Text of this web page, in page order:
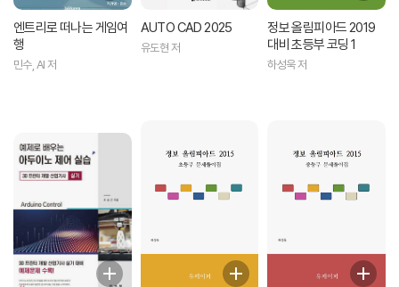
엔트리로 떠나는 게임여
행
민수, AI 저
AUTO CAD 2025
유도현 저
정보 올림피아드 2019
대비 초등부 코딩 1
하성욱 저